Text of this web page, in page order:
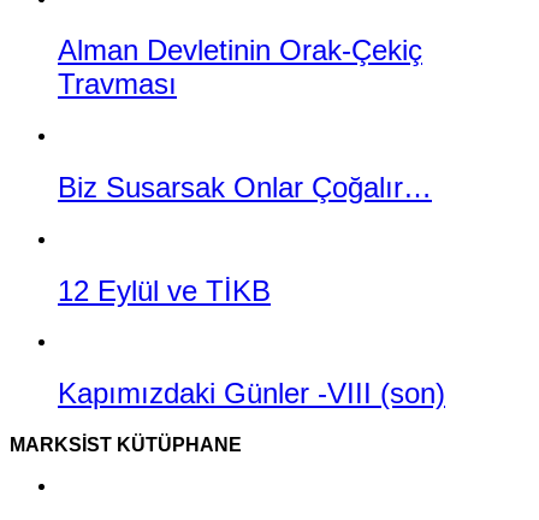
Alman Devletinin Orak-Çekiç
Travması
Biz Susarsak Onlar Çoğalır…
12 Eylül ve TİKB
Kapımızdaki Günler -VIII (son)
MARKSIST KÜTÜPHANE